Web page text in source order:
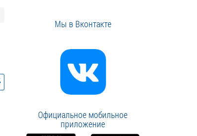
Мы в Вконтакте
Официальное мобильное
приложение